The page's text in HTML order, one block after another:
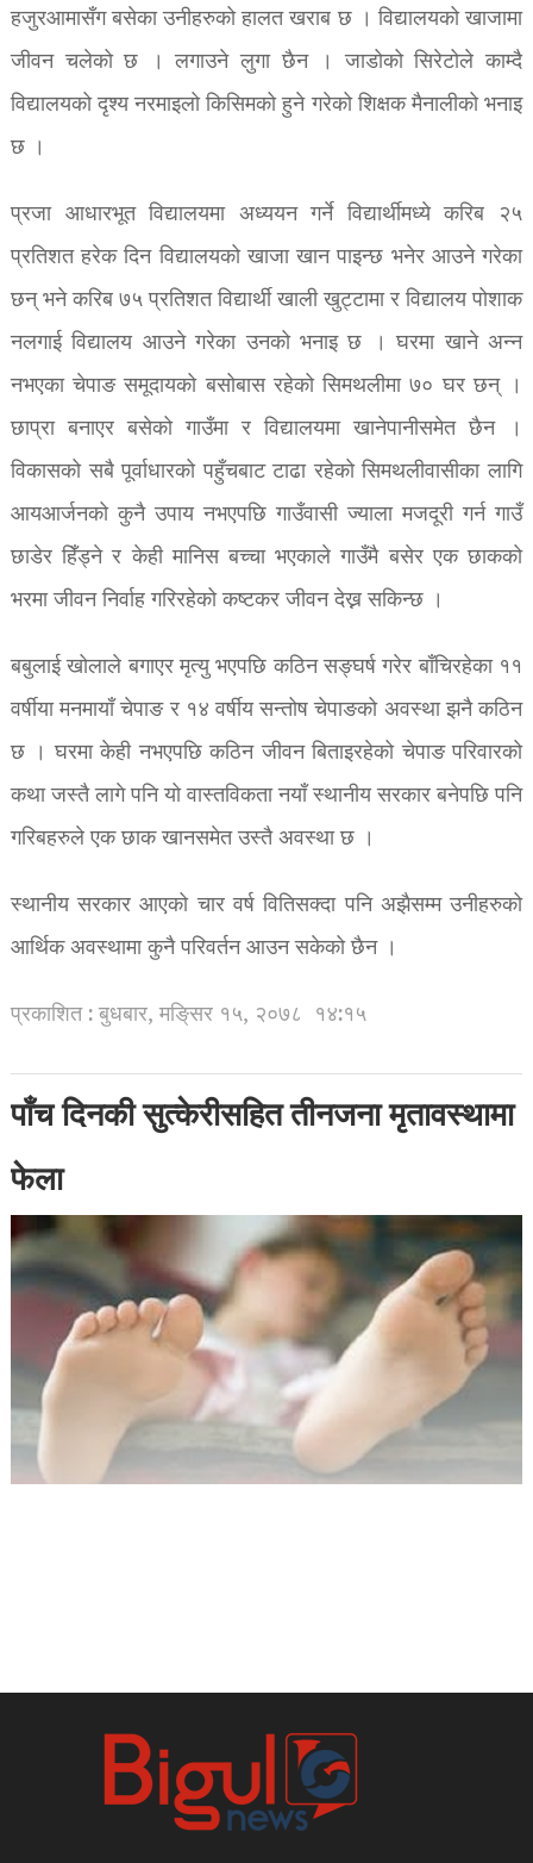
हजुरआमासँग बसेका उनीहरुको हालत खराब छ । विद्यालयको खाजामा
जीवन चलेको छ । लगाउने लुगा छैन । जाडोको सिरेटोले काम्दै
विद्यालयको दृश्य नरमाइलो किसिमको हुने गरेको शिक्षक मैनालीको भनाइ
छ ।
प्रजा आधारभूत विद्यालयमा अध्ययन गर्ने विद्यार्थीमध्ये करिब २५
प्रतिशत हरेक दिन विद्यालयको खाजा खान पाइन्छ भनेर आउने गरेका
छन् भने करिब ७५ प्रतिशत विद्यार्थी खाली खुट्टामा र विद्यालय पोशाक
नलगाई विद्यालय आउने गरेका उनको भनाइ छ । घरमा खाने अन्न
नभएका चेपाङ समूदायको बसोबास रहेको सिमथलीमा ७० घर छन् ।
छाप्रा बनाएर बसेको गाउँमा र विद्यालयमा खानेपानीसमेत छैन ।
विकासको सबै पूर्वाधारको पहुँचबाट टाढा रहेको सिमथलीवासीका लागि
आयआर्जनको कुनै उपाय नभएपछि गाउँवासी ज्याला मजदूरी गर्न गाउँ
छाडेर हिँड्ने र केही मानिस बच्चा भएकाले गाउँमै बसेर एक छाकको
भरमा जीवन निर्वाह गरिरहेको कष्टकर जीवन देख्न सकिन्छ ।
बबुलाई खोलाले बगाएर मृत्यु भएपछि कठिन सङ्घर्ष गरेर बाँचिरहेका ११
वर्षीया मनमायाँ चेपाङ र १४ वर्षीय सन्तोष चेपाङको अवस्था झनै कठिन
छ । घरमा केही नभएपछि कठिन जीवन बिताइरहेको चेपाङ परिवारको
कथा जस्तै लागे पनि यो वास्तविकता नयाँ स्थानीय सरकार बनेपछि पनि
गरिबहरुले एक छाक खानसमेत उस्तै अवस्था छ ।
स्थानीय सरकार आएको चार वर्ष वितिसक्दा पनि अझैसम्म उनीहरुको
आर्थिक अवस्थामा कुनै परिवर्तन आउन सकेको छैन ।
प्रकाशित : बुधबार, मङि्सर १५, २०७८ १४:१५
पाँच दिनकी सुत्केरीसहित तीनजना मृतावस्थामा
फेला